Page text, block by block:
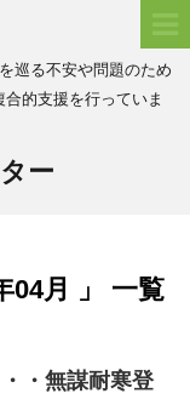
巡る不安や問題のため
的支援を行っていま
ー
04月 」 一覧
・無謀耐寒登